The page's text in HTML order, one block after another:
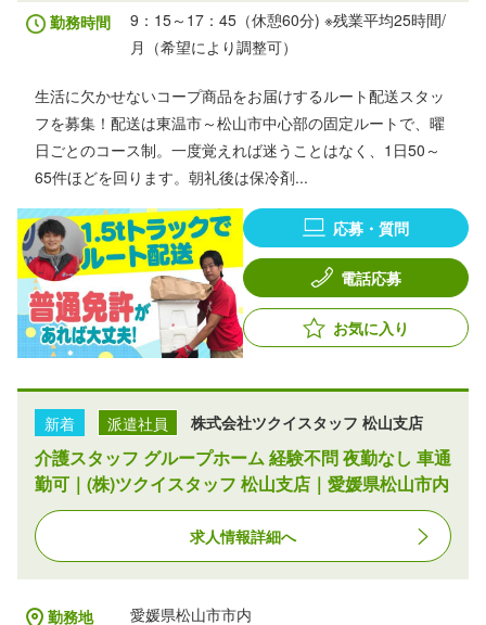
勤務時間
9：15～17：45（休憩60分) ※残業平均25時間/
月（希望により調整可）
生活に欠かせないコープ商品をお届けするルート配送スタッ
フを募集！配送は東温市～松山市中心部の固定ルートで、曜
日ごとのコース制。一度覚えれば迷うことはなく、1日50～
65件ほどを回ります。朝礼後は保冷剤...
応募・質問
電話応募
お気に入り
新着 派遣社員 株式会社ツクイスタッフ 松山支店
介護スタッフ グループホーム 経験不問 夜勤なし 車通
勤可｜(株)ツクイスタッフ 松山支店｜愛媛県松山市内
求人情報詳細へ
勤務地
愛媛県松山市市内